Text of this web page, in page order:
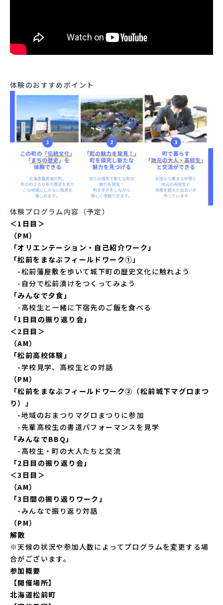
体験のおすすめポイント
体験プログラム内容（予定）
＜1日目＞
（PM）
「オリエンテーション・自己紹介ワーク」
「松前をまなぶフィールドワーク①」
-松前藩屋敷を歩いて城下町の歴史文化に触れよう
-自分で松前漬けをつくってみよう
「みんなで夕食」
-高校生と一緒に下宿先のご飯を食べる
「1日目の振り返り会」
＜2日目＞
（AM）
「松前高校体験」
-学校見学、高校生との対話
（PM）
「松前をまなぶフィールドワーク②（松前城下マグロまつ
り）」
-地域のおまつりマグロまつりに参加
-先輩高校生の書道パフォーマンスを見学
「みんなでBBQ」
-高校生・町の大人たちと交流
「2日目の振り返り会」
＜3日目＞
（AM）
「3日間の振り返りワーク」
-みんなで振り返り対話
（PM）
解散
※天候の状況や参加人数によってプログラムを変更する場
合がございます。
参加概要
【開催場所】
北海道松前町